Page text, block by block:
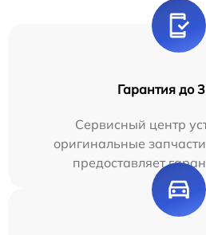
Гарантия до
Сервисный центр
оригинальные
предоставляет